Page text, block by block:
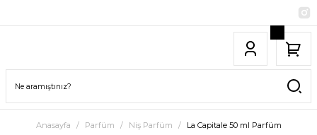
Anasayfa Parfüm Niş Parfüm La Capitale 50 ml Parfüm